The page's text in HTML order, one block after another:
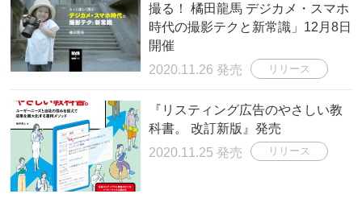
撮る！ 橘田龍馬 デジカメ・スマホ
時代の撮影テクと新常識」12月8日
開催
2020.11.26 発売
リリース
『リスティング広告のやさしい教
科書。 改訂新版』発売
2020.11.25 発売
リリース